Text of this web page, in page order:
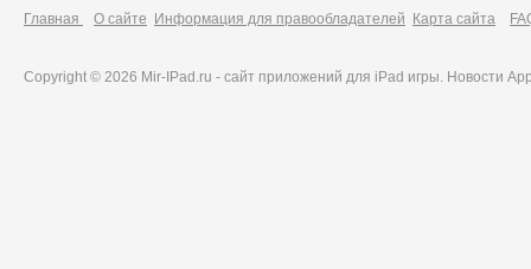
Главная О сайте Информация для правообладателей Карта сайта
Copyright © 2026 Mir-IPad.ru - сайт приложений для iPad игры. Новости